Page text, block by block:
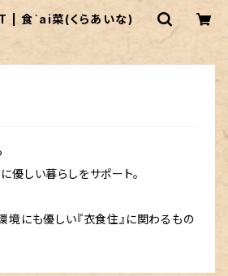
| 食`ai菜(くらあいな)
優しい暮らしをサポート。
境にも優しい『衣食住』に関わるもの